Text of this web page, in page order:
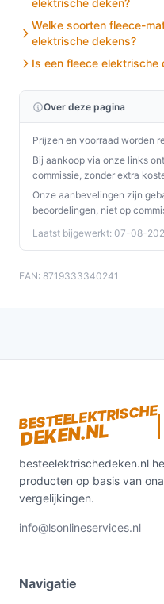
Ontdek alle
past bij jouw behoeften!
elektrische deken?
Welke soorten fleece-
elektrische dekens?
Is een fleece elektrische
Over deze pagina
Prijzen en voorraad worden
Bij aankoop via onze links
commissie, zonder extra
Onze aanbevelingen zijn
beoordelingen, niet op
Laatst bijgewerkt: 07-08-
EAN: 8719333340241
BESTEELEKTRISCHE
DEKEN.NL
besteelektrischedeken.nl
producten op basis van
vergelijkingen.
info@lsonlineservices.nl
Navigatie